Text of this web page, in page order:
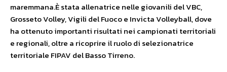
maremmana.È stata allenatrice nelle giovanili del VBC,
Grosseto Volley, Vigili del Fuoco e Invicta Volleyball, dove
ha ottenuto importanti risultati nei campionati territoriali
e regionali, oltre a ricoprire il ruolo di selezionatrice
territoriale FIPAV del Basso Tirreno.